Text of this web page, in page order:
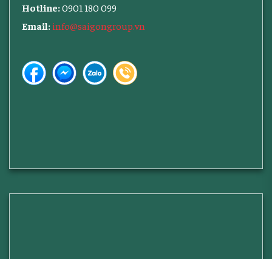
Hotline:0901 180 099
Email: info@saigongroup.vn